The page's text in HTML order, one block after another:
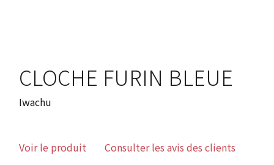
CLOCHE FURIN BLEUE
Iwachu
Voir le produit Consulter les avis des clients